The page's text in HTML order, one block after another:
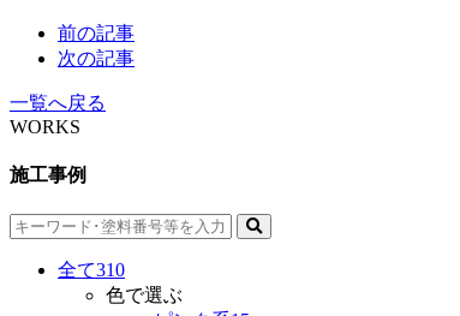
前の記事
次の記事
一覧へ戻る
WORKS
施工事例
全て310
色で選ぶ